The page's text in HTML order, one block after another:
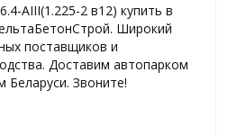
АIII(1.225-2 в12) купить в
Широкий
поставщиков и
Доставим автопарком
Беларуси. Звоните!